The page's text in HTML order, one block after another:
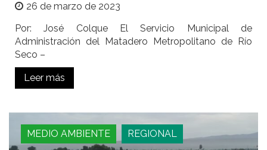
26 de marzo de 2023
Por: José Colque El Servicio Municipal de
Administración del Matadero Metropolitano de Río
Seco –
Leer más
MEDIO AMBIENTE REGIONAL